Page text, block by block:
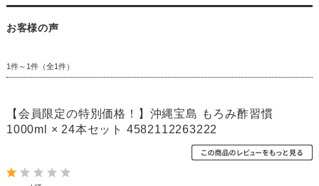
お客様の声
1件～1件（全1件）
【会員限定の特別価格！】沖縄宝島 もろみ酢習慣
1000ml × 24本セット 4582112263222